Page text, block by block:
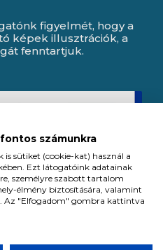
figyelmét, hogy a
képek illusztrációk, a
fenntartjuk.
számunkra
sütiket (cookie-kat) használ a
Ezt látogatóink adatainak
személyre szabott tartalom
élmény biztosítására, valamint
Az "Elfogadom" gombra kattintva